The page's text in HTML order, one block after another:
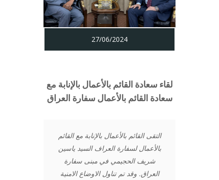
27/06/2024
لقاء سعادة القائم بالأعمال بالإنابة مع
سعادة القائم بالأعمال سفارة العراق
التقى القائم بالأعمال بالإنابة مع القائم
بالأعمال لسفارة العراف السيد ياسين
شريف الحجيمي في مبنى سفارة
العراق. وقد تم تناول الاوضاع الامنية